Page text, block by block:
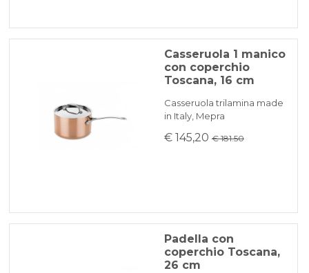
Casseruola 1 manico
con coperchio
Toscana, 16 cm
Casseruola trilamina made
in Italy, Mepra
€ 145,20 € 181.50
Padella con
coperchio Toscana,
26 cm